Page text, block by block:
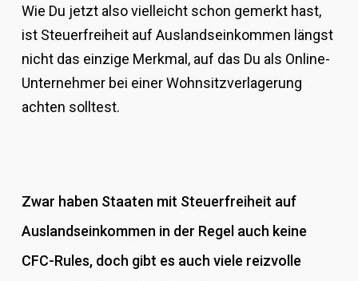
Wie Du jetzt also vielleicht schon gemerkt hast,
ist Steuerfreiheit auf Auslandseinkommen längst
nicht das einzige Merkmal, auf das Du als Online-
Unternehmer bei einer Wohnsitzverlagerung
achten solltest.
Zwar haben Staaten mit Steuerfreiheit auf
Auslandseinkommen in der Regel auch keine
CFC-Rules, doch gibt es auch viele reizvolle